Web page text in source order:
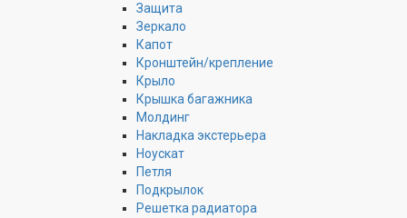
Защита
Зеркало
Капот
Кронштейн/крепление
Крыло
Крышка багажника
Молдинг
Накладка экстерьера
Ноускат
Петля
Подкрылок
Решетка радиатора